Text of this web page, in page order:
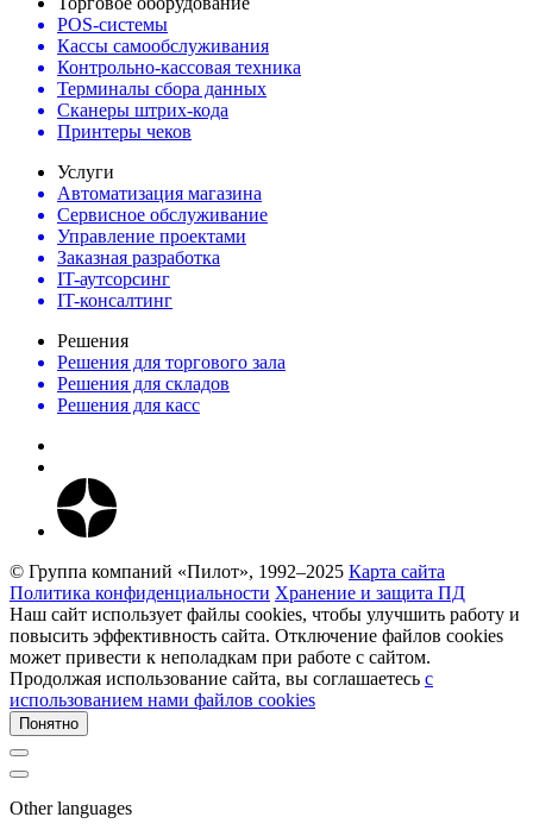
POS-системы
Кассы самообслуживания
Контрольно-кассовая техника
Терминалы сбора данных
Сканеры штрих-кода
Принтеры чеков
Услуги
Автоматизация магазина
Сервисное обслуживание
Управление проектами
Заказная разработка
IT-аутсорсинг
IT-консалтинг
Решения
Решения для торгового зала
Решения для складов
Решения для касс
© Группа компаний «Пилот», 1992–2025 Карта сайта
Политика конфиденциальности Хранение и защита ПД
Наш сайт использует файлы cookies, чтобы улучшить работу и
повысить эффективность сайта. Отключение файлов cookies
может привести к неполадкам при работе с сайтом.
Продолжая использование сайта, вы соглашаетесь c
использованием нами файлов cookies
Понятно
Other languages